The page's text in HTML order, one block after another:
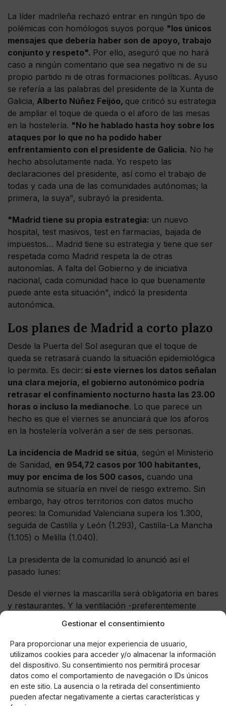
Gestionar el consentimiento
Para proporcionar una mejor experiencia de usuario,
utilizamos cookies para acceder y/o almacenar la información
del dispositivo. Su consentimiento nos permitirá procesar
datos como el comportamiento de navegación o IDs únicos
en este sitio. La ausencia o la retirada del consentimiento
pueden afectar negativamente a ciertas características y
La líder madrileña rechazó entrar en ningún tipo de
polémicas con homólogos suyos porque "los únicos
mensajes que debería haber son de apoyo, trabajo
conjunto y respeto". Por ello, aseguró que no hará
caso a ningún comentario que sea negativo ni de su
propio partido ni de otras formaciones políticas. Ayuso
se refería a las palabras del presidente de la Xunta de
Galicia, Alberto Núñez Feijóo, que criticó su estrategia
de ampliar el toque de queda o el aforo de las mesas
en la hostelería. "No he hablado hasta hoy sobre los
ataques por lo que no ha podido haber
enfrentamiento con el presidente de Galicia. No he
hecho absolutamente nada. Yo respeto las
declaraciones del presidente, así como el trabajo de
todas y cada una de las comunidades autónomas; la
primera, la suya", subrayó la presidenta.
"Madrid tiene su propia estrategia: un nuevo
hospital, test masivos, test en farmacias, bajada de
impuestos… Madrid tiene su estrategia y tiene que ser
respetada como Madrid respeta la de otras
autonomías. A falta del Gobierno y de iniciativa
nacional, cada comunidad hace lo que buenamente
puede ante esta situación", indicó la presidenta
autonómica.
Los planes de Madrid a corto plazo
Desde la Puerta del Sol aseguran que el toque de
queda se retrasará cuando la situación epidemiológica
lo permita. Es decir: si este viernes los datos señalan
una clara mejoría, el gobierno autonómico podría
retrasar el confinamiento nocturno hasta las 23.00
horas o incluso la medianoche. Lo que parece un
hecho es que el viernes se anunciará que los aforos
en la hostelería volverán a ser de seis personas.
La incidencia de Madrid se sitúa, según el Ministerio
de Sanidad, en 954,72 casos por 100 habitantes,
muy por encima de los 500 casos, cuando una
autnomía se situaría en nivel de riesgo extremo. Sin
embargo, hay otros territorios con datos mucho
peores: la Comunidad Valenciana supera los 1.300,
seguida de Castilla y León (1.293), Castilla-La Mancha
(1.105) o Melilla (1.040).
La presidenta de la comunidad lo anunció así el
pasado lunes:
Desde el viernes la mascarilla será obligatoria en bares
y restaurantes. Y la ventilación -preferentemente
Pronto recuperamos las horas de los toques de
queda. En terrazas las mesas vuelven a 6 comensales.
— Isabel Díaz Ayuso (@IdiazAyuso)February 1, 2021